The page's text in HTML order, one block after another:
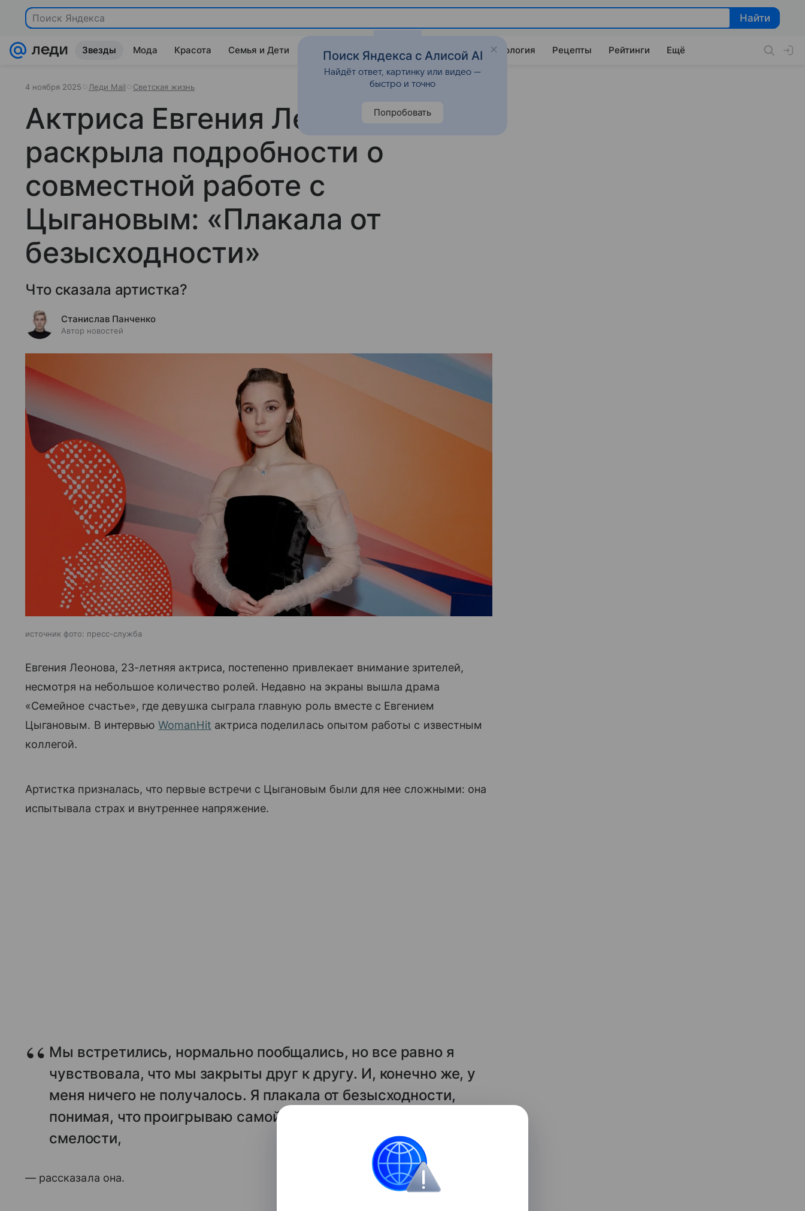
Найти
Найти
Звезды Мода Красота Семья и Дети Дом Гороскопы Стиль жизни Психология Рецепты Рейтинги Ещё
4 ноября 2025 Леди Mail Светская жизнь
Актриса Евгения Леонова
раскрыла подробности о
совместной работе с
Цыгановым: «Плакала от
безысходности»
Что сказала артистка?
Станислав Панченко
Автор новостей
источник фото: пресс-служба
Евгения Леонова, 23-летняя актриса, постепенно привлекает внимание зрителей,
несмотря на небольшое количество ролей. Недавно на экраны вышла драма
«Семейное счастье», где девушка сыграла главную роль вместе с Евгением
Цыгановым. В интервьюWomanHit актриса поделилась опытом работы с известным
коллегой.
Артистка призналась, что первые встречи с Цыгановым были для нее сложными: она
испытывала страх и внутреннее напряжение.
Мы встретились, нормально пообщались, но все равно я
чувствовала, что мы закрыты друг к другу. И, конечно же, у
меня ничего не получалось. Я плакала от безысходности,
понимая, что проигрываю самой себе… Мне не хватило
смелости,
— рассказала она.
Поиск Яндекса с Алисой AI
Найдёт ответ, картинку или видео —
быстро и точно
Попробовать